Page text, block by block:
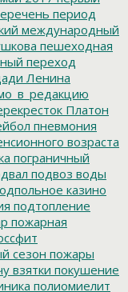
период
международный
пешеходная
переход
Ленина
Платон
пневмония
возраста
пограничный
подвоз воды
казино
подтопление
пожарная
сезон пожары
взятки покушение
полиомиелит